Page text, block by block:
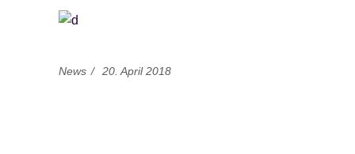
News 20. April 2018